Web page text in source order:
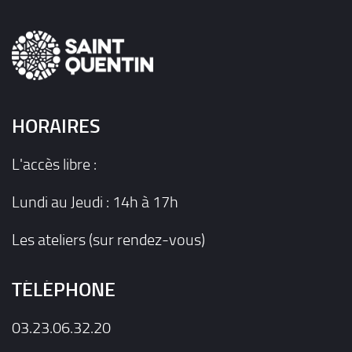
HORAIRES
L'accès libre :
Lundi au Jeudi : 14h à 17h
Les ateliers (sur rendez-vous)
TÉLÉPHONE
03.23.06.32.20